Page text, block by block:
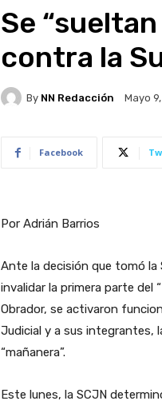
Se
contra la
By NN Redacción Mayo
Facebook
Por Adrián Barrios
Ante la decisión que tomó la
invalidar la primera parte del
Obrador, se activaron
Judicial y a sus integrantes,
“mañanera”.
Este lunes, la SCJN